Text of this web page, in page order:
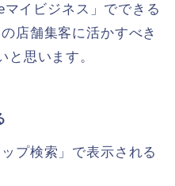
イビジネス」でできる
店舗集客に活かすべき
と思います。
プ検索」で表示される